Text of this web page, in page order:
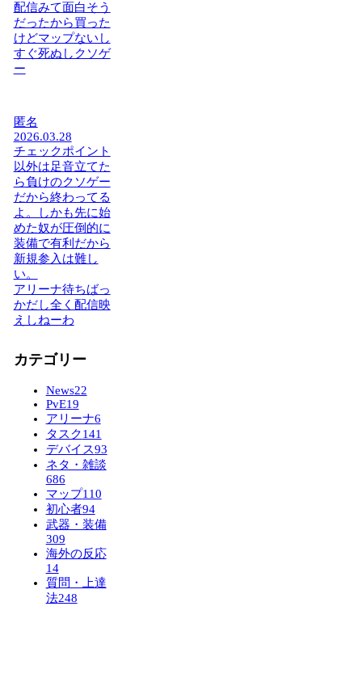
配信みて面白そう
だったから買った
けどマップないし
すぐ死ぬしクソゲ
ー
匿名
2026.03.28
チェックポイント
以外は足音立てた
ら負けのクソゲー
だから終わってる
よ。しかも先に始
めた奴が圧倒的に
装備で有利だから
新規参入は難し
い。
アリーナ待ちばっ
かだし全く配信映
えしねーわ
カテゴリー
News22
PvE19
アリーナ6
タスク141
デバイス93
ネタ・雑談
686
マップ110
初心者94
武器・装備
309
海外の反応
14
質問・上達
法248